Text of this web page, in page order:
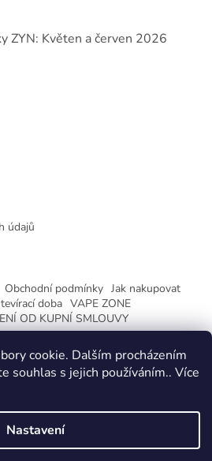
cookie. Dalším procházením
souhlas s jejich používáním.. Více
Nastavení
ZYN: Květen a červen 2026
údajů
Obchodní podmínky Jak nakupovat
doba VAPE ZONE
OD KUPNÍ SMLOUVY